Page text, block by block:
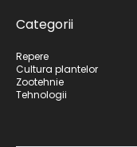
Categorii
Repere
Cultura plantelor
Zootehnie
Tehnologii